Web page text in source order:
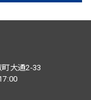
大通2-33